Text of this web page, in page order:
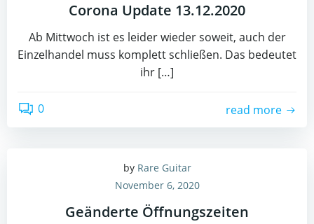
Corona Update 13.12.2020
Ab Mittwoch ist es leider wieder soweit, auch der
Einzelhandel muss komplett schließen. Das bedeutet
ihr […]
0 read more
by Rare Guitar
November 6, 2020
Geänderte Öffnungszeiten